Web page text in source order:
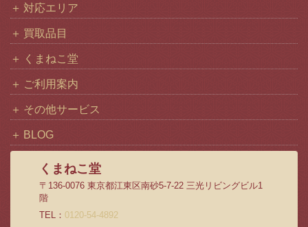
対応エリア
買取品目
くまねこ堂
ご利用案内
その他サービス
BLOG
くまねこ堂
〒136-0076 東京都江東区南砂5-7-22 三光リビングビル1
階
TEL： 0120-54-4892